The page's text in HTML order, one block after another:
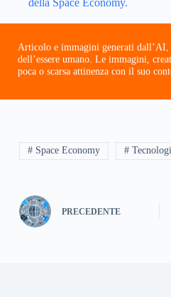
della Space Economy.
Articolo e immagini generati dall’AI,
dell’essere umano. Le immagini,
poca o scarsa attinenza con il suo
# Space Economy #
PRECEDENTE